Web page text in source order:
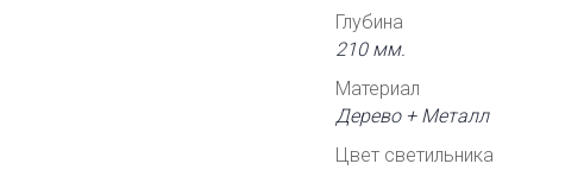
Глубина
210 мм.
Материал
Дерево + Металл
Цвет светильника